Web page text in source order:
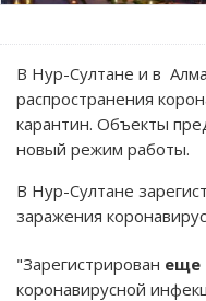
В Нур-Султане и в
распространения
карантин. Объекты
новый режим работы.
В Нур-Султане
заражения
"Зарегистрирован еще
коронавирусной